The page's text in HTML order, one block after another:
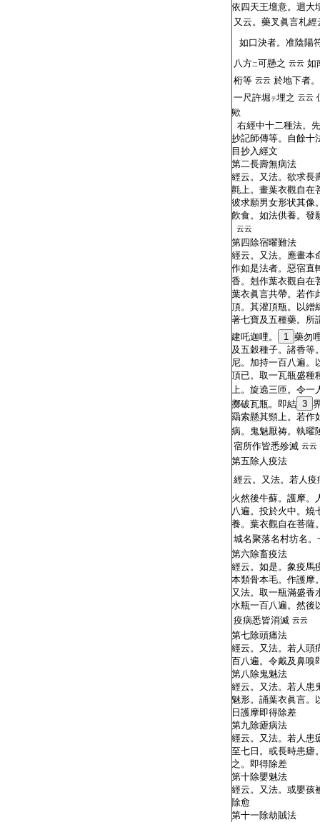
依四天王壇意。迴大
又云。藥叉眞言札經
如口決者。准陰陽
八方二可懸之 云云 如
桁等 云云 於地下者
一尺許堀テ埋之 云云
歟
右經中十二種法。
抄記師傳等。自餘十
目抄入經文
第二長壽無病法
經云。又法。欲求長
氈上。畫葉衣觀自在
彼求願男女形状其像
飮食。如法供養。發
云云
第四除宿曜難法
經云。又法。應畫本
作如是法者。惡宿直
香。剋作葉衣觀自在
葉衣眞言共帶。若作
頂。其灌頂瓶。以繒
著七寶及五種藥。所
建吒迦哩。
1 藥勿
及五穀種子。諸香等
尼。加持一百八遍。
頂已。取一瓦瓶盛種
上。旋遶三匝。令一
擲破瓦瓶。即結 3
羂索懸其頸上。若作
病。鬼魅厭祷。執曜
宿所作皆悉殄滅 云云
第五除人疫法
經云。又法。若人疫
火然後牛蘇。護摩。
八遍。投於火中。燒
養。葉衣觀自在菩薩
城名聚落名村坊名
第六除畜疫法
經云。如是。象疫馬
本類骨本毛。作護摩
又法。取一瓶滿盛香
水瓶一百八遍。然後
疫病悉皆消滅 云云
第七除頭痛法
經云。又法。若人頭
百八遍。令戴及鼻嗅
第八除鬼魅法
經云。又法。若人患
魅形。誦葉衣眞言。
日護摩即得除差
第九除瘧病法
經云。又法。若人患
至七日。或長時患瘧
之。即得除差
第十除嬰魅法
經云。又法。或嬰孩
除愈
第十一除劫賊法